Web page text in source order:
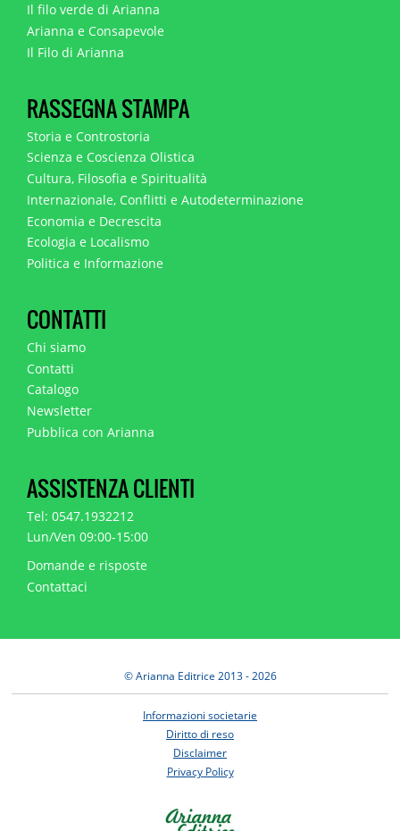
Il filo verde di Arianna
Arianna e Consapevole
Il Filo di Arianna
RASSEGNA STAMPA
Storia e Controstoria
Scienza e Coscienza Olistica
Cultura, Filosofia e Spiritualità
Internazionale, Conflitti e Autodeterminazione
Economia e Decrescita
Ecologia e Localismo
Politica e Informazione
CONTATTI
Chi siamo
Contatti
Catalogo
Newsletter
Pubblica con Arianna
ASSISTENZA CLIENTI
Tel: 0547.1932212
Lun/Ven 09:00-15:00
Domande e risposte
Contattaci
© Arianna Editrice 2013 - 2026
Informazioni societarie
Diritto di reso
Disclaimer
Privacy Policy